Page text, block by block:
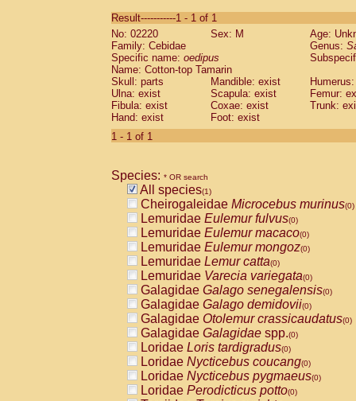
CebidaeSaguinus labiatus(0)
Cebidae Saguinus leucopus (0)
Cebidae
CebidaeSaguinus mystax
Cebidae Saguinus nigricollis (0)
Cebidae Saguinus oedipus
Cebidae Saguinus weddelli
Cebidae Saguinusspp.
Cebidae
CebidaeCebus capucinus
CebidaeCebus nigrivittatus
CebidaeCebus spp.(0)
CebidaeSaimiri boliviensis(0)
CebidaeSaimiri sciureus(0)
AtelidaeAlouatta caraya(0)
AtelidaeAlouatta fusca(0)
AtelidaeAlouatta seniculus(0)
AtelidaeAlouattaspp.(0)
AtelidaeAteles belzebuth(0)
AtelidaeAteles geoffroyi(0)
AtelidaeAteles paniscus(0)
AtelidaeAtelesspp.(0)
AtelidaeLagothrix lagothricha(0)
AtelidaeLagothrix lagothricha cana
PitheciidaeCacajao calvus
Result-----------1 - 1 of 1
No: 02220
Sex: M
Age:
Family: Cebidae
Genus:
Specific name: oedipus
Name: Cotton-top Tamarin
Skull: parts
Mandible: exist
Ulna: exist
Scapula: exist
Femur:
Fibula: exist
Coxae: exist
Trunk:
Hand: exist
Foot: exist
1 - 1 of 1
Species: * OR search
All species(1)
Cheirogaleidae Microcebus murinus(0)
Lemuridae Eulemur fulvus(0)
Lemuridae Eulemur macaco(0)
Lemuridae Eulemur mongoz(0)
Lemuridae Lemur catta(0)
Lemuridae Varecia variegata(0)
Galagidae Galago senegalensis(0)
Galagidae Galago demidovii(0)
Galagidae Otolemur crassicaudatus(0)
Galagidae Galagidae spp.(0)
Loridae Loris tardigradus(0)
Loridae Nycticebus coucang(0)
Loridae Nycticebus pygmaeus(0)
Loridae Perodicticus potto(0)